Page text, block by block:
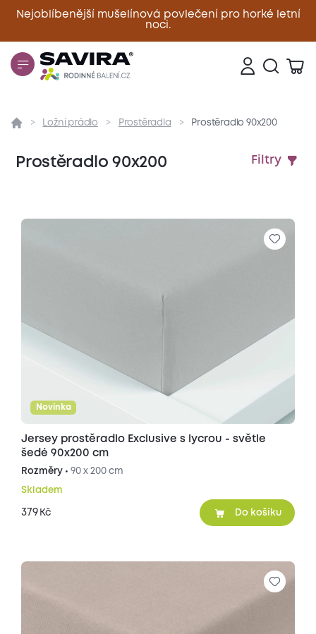
Nejoblíbenější mušelínová povlečení pro horké letní
noci.
Zavřít
Ložní prádlo Prostěradla Prostěradlo 90x200
Prostěradlo 90x200 Filtry
Novinka
Jersey prostěradlo Exclusive s lycrou - světle
šedé 90x200 cm
Rozměry • 90 x 200 cm
Skladem
379 Kč Do košíku